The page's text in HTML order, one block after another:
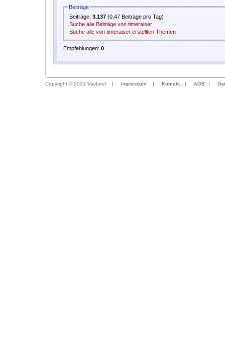
Beiträge
Beiträge:3.137 (0,47 Beiträge pro Tag)
Suche alle Beiträge von timeraiser
Suche alle von timeraiser erstellten Themen
Empfehlungen: 0
Copyright © 2021 Vaybee! | Impressum | Kontakt | AGB |